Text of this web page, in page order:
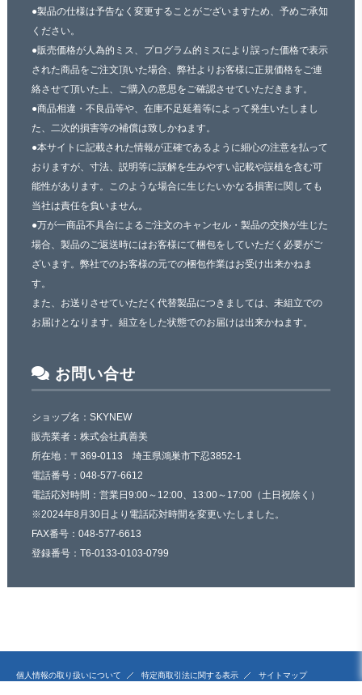
●製品の仕様は予告なく変更することがございますため、予めご承知
ください。
●販売価格が人為的ミス、プログラム的ミスにより誤った価格で表示
された商品をご注文頂いた場合、弊社よりお客様に正規価格をご連
絡させて頂いた上、ご購入の意思をご確認させていただきます。
●商品相違・不良品等や、在庫不足延着等によって発生いたしまし
た、二次的損害等の補償は致しかねます。
●本サイトに記載された情報が正確であるように細心の注意を払って
おりますが、寸法、説明等に誤解を生みやすい記載や誤植を含む可
能性があります。このような場合に生じたいかなる損害に関しても
当社は責任を負いません。
●万が一商品不具合によるご注文のキャンセル・製品の交換が生じた
場合、製品のご返送時にはお客様にて梱包をしていただく必要がご
ざいます。弊社でのお客様の元での梱包作業はお受け出来かねま
す。
また、お送りさせていただく代替製品につきましては、未組立での
お届けとなります。組立をした状態でのお届けは出来かねます。
お問い合せ
ショップ名：SKYNEW
販売業者：株式会社真善美
所在地：〒369-0113 埼玉県鴻巣市下忍3852-1
電話番号：048-577-6612
電話応対時間：営業日9:00～12:00、13:00～17:00（土日祝除く）
※2024年8月30日より電話応対時間を変更いたしました。
FAX番号：048-577-6613
登録番号：T6-0133-0103-0799
個人情報の取り扱いについて 特定商取引法に関する表示 サイトマップ